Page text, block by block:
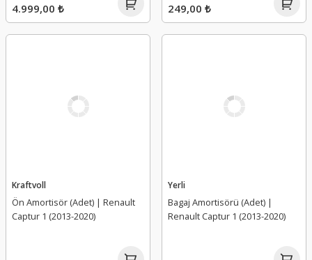
4.999,00 ₺ 249,00 ₺
Kraftvoll
Ön Amortisör (Adet) | Renault
Captur 1 (2013-2020)
Yerli
Bagaj Amortisörü (Adet) |
Renault Captur 1 (2013-2020)